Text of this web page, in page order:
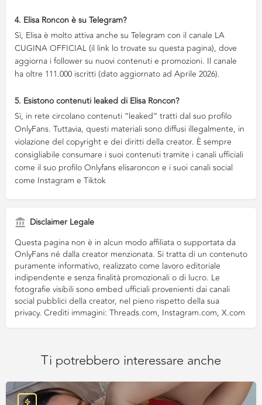
4. Elisa Roncon è su Telegram?
Sì, Elisa è molto attiva anche su Telegram con il canale LA
CUGINA OFFICIAL (il link lo trovate su questa pagina), dove
aggiorna i follower su nuovi contenuti e promozioni. Il canale
ha oltre 111.000 iscritti (dato aggiornato ad Aprile 2026).
5. Esistono contenuti leaked di Elisa Roncon?
Sì, in rete circolano contenuti “leaked” tratti dal suo profilo
OnlyFans. Tuttavia, questi materiali sono diffusi illegalmente, in
violazione del copyright e dei diritti della creator. È sempre
consigliabile consumare i suoi contenuti tramite i canali ufficiali
come il suo profilo Onlyfans elisaroncon e i suoi canali social
come Instagram e Tiktok
Disclaimer Legale
Questa pagina non è in alcun modo affiliata o supportata da
OnlyFans né dalla creator menzionata. Si tratta di un contenuto
puramente informativo, realizzato come lavoro editoriale
indipendente e senza finalità promozionali o di lucro. Le
fotografie visibili sono embed ufficiali provenienti dai canali
social pubblici della creator, nel pieno rispetto della sua
privacy. Crediti immagini: Threads.com, Instagram.com, X.com
Ti potrebbero interessare anche